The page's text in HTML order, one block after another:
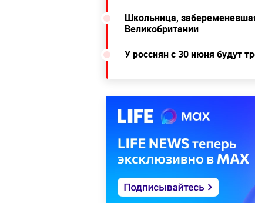
Школьница,
Великобритании
У россиян с 30 июня будут